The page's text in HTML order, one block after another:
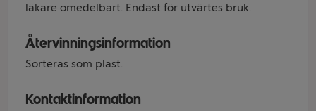
läkare omedelbart. Endast för utvärtes bruk.
Återvinningsinformation
Sorteras som plast.
Kontaktinformation